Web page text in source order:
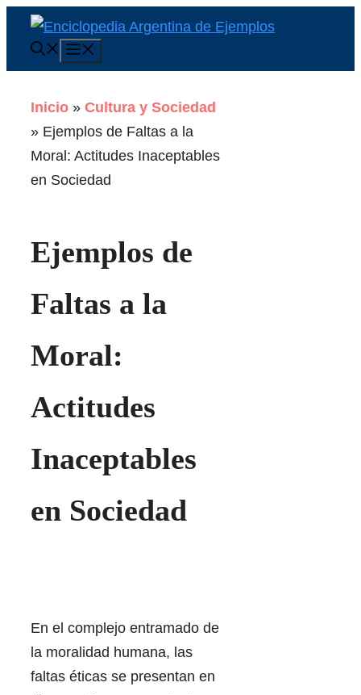
Saltar
contenido
Inicio » Cultura y Sociedad
» Ejemplos de Faltas a la
Moral: Actitudes Inaceptables
en Sociedad
Ejemplos de
Faltas a la
Moral:
Actitudes
Inaceptables
en Sociedad
En el complejo entramado de
la moralidad humana, las
faltas éticas se presentan en